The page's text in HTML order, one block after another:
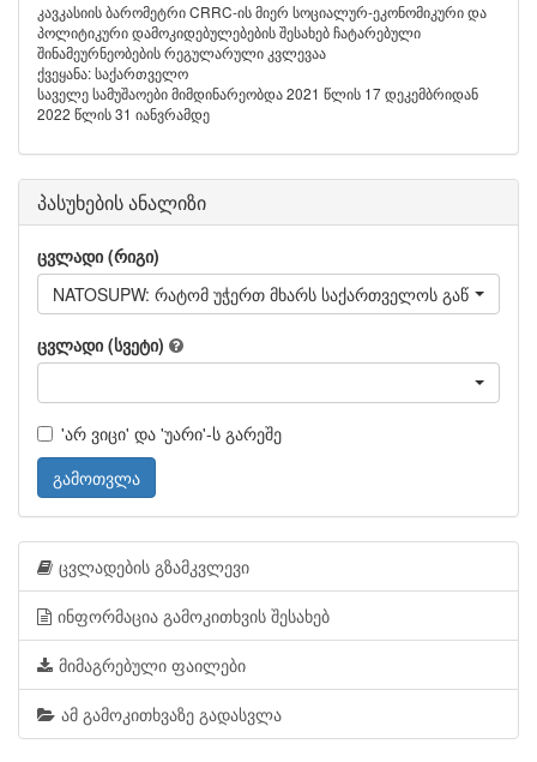
კავკასიის ბარომეტრი CRRC-ის მიერ სოციალურ-ეკონომიკური და
პოლიტიკური დამოკიდებულებების შესახებ ჩატარებული
შინამეურნეობების რეგულარული კვლევაა
ქვეყანა: საქართველო
საველე სამუშაოები მიმდინარეობდა 2021 წლის 17 დეკემბრიდან
2022 წლის 31 იანვრამდე
პასუხების ანალიზი
ცვლადი (რიგი)
NATOSUPW: რატომ უჭერთ მხარს საქართველოს
ცვლადი (სვეტი)
'არ ვიცი' და 'უარი'-ს გარეშე
გამოთვლა
ცვლადების გზამკვლევი
ინფორმაცია გამოკითხვის შესახებ
მიმაგრებული ფაილები
ამ გამოკითხვაზე გადასვლა